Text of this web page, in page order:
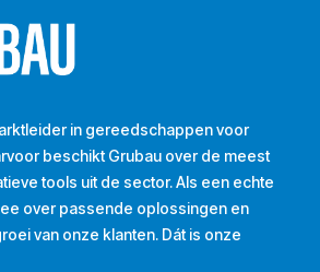
in gereedschappen voor
beschikt Grubau over de meest
tools uit de sector. Als een echte
over passende oplossingen en
van onze klanten. Dát is onze